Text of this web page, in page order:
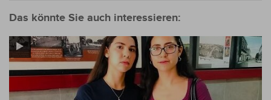
Jahr 2024 einen
Rückgang von 20
bis 22 %
Verpflegung
bereit
Das könnte Sie auch interessieren: